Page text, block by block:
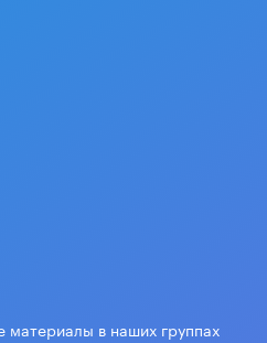
материалы в наших группах